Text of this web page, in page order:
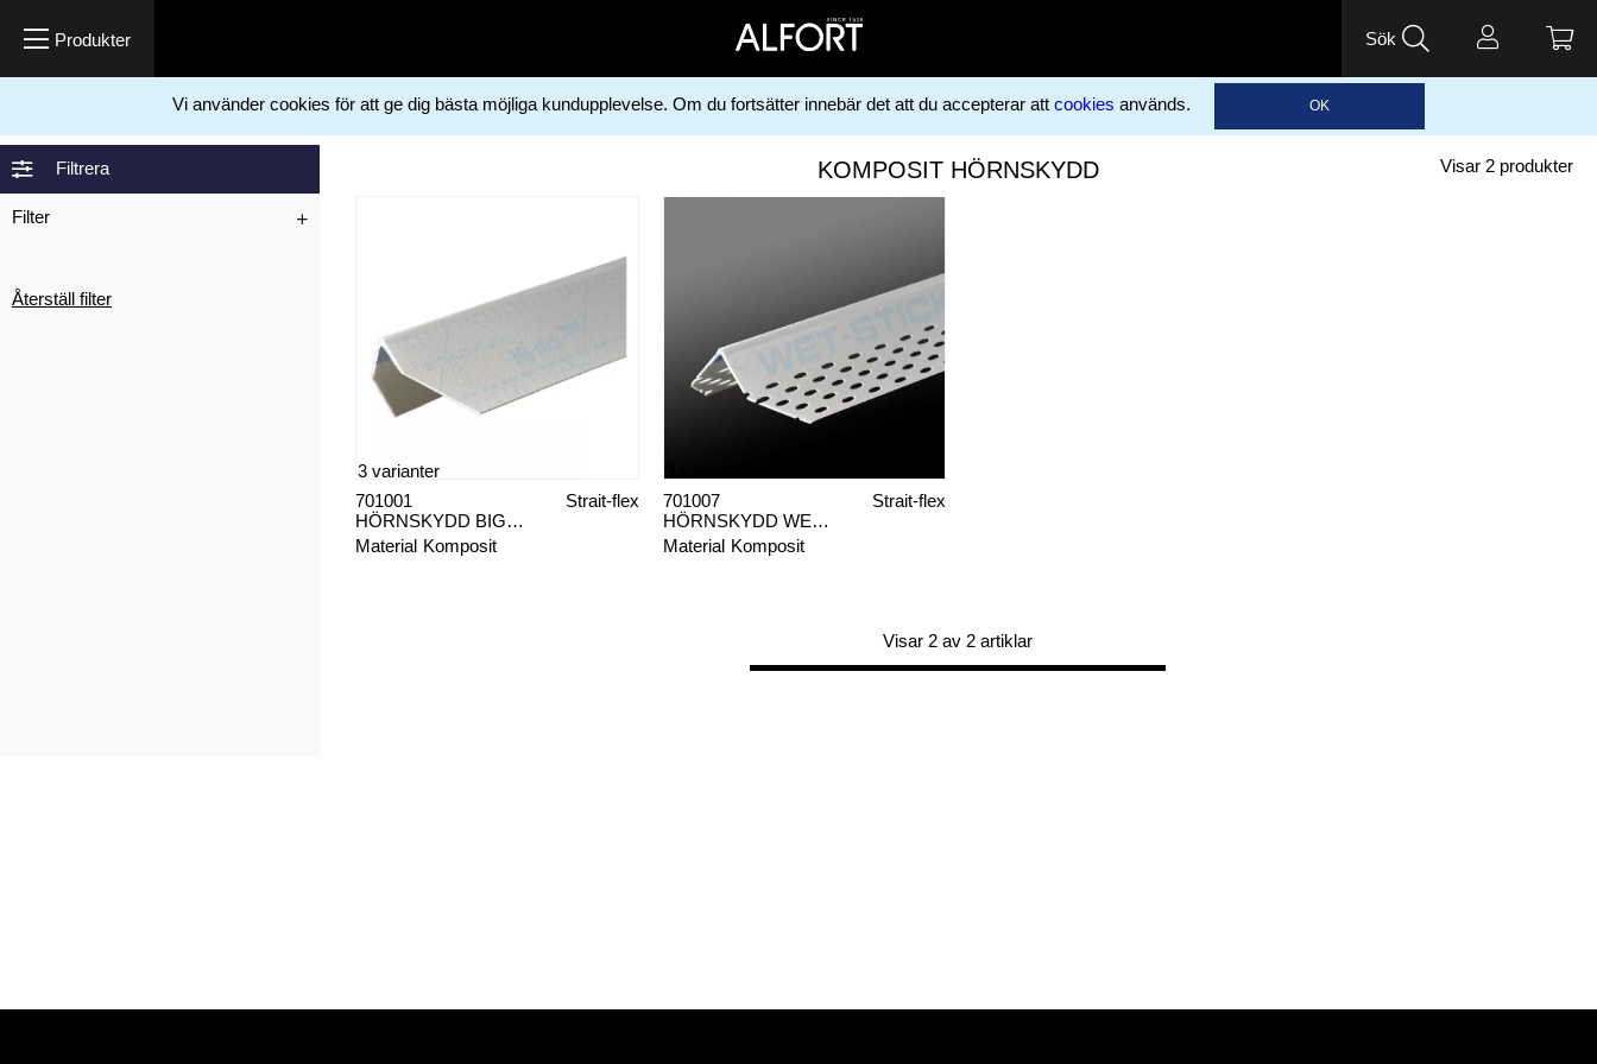
Sök
Vi använder cookies för att ge dig bästa möjliga kundupplevelse. Om du fortsätter innebär det att du accepterar att cookies används. OK
Måleriprodukter Hörnskydd Komposit hörnskydd
Filtrera
Filter
Återställ filter
KOMPOSIT HÖRNSKYDD Visar 2 produkter
HÖRNSKYDD BIG-STICK
Strait-flex
701001
3 varianter
Material Komposit
HÖRNSKYDD WET-STICK
Strait-flex
701007
Material Komposit
Visar 2 av 2 artiklar